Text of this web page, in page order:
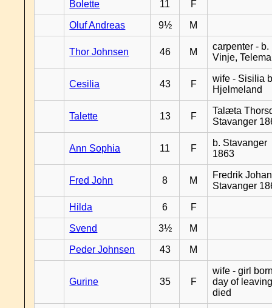
Bolette 11 F
Oluf Andreas 9½ M
Thor Johnsen 46 M
carpenter - b.
Vinje,
Cesilia 43 F
wife - Sisilia
Hjelmeland
Talette 13 F
Talæta
Stavanger
Ann Sophia 11 F
b. Stavanger
1863
Fred John 8 M
Fredrik
Stavanger
Hilda 6 F
Svend 3½ M
Peder Johnsen 43 M
Gurine 35 F
wife - girl
day of
died